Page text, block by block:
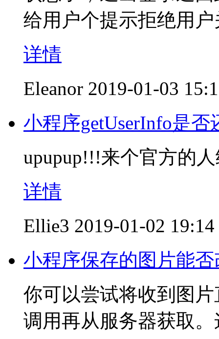
给用户个提示拒绝用户
详情
Eleanor 2019-01-03
小程序getUserInfo是
upupup!!!来个官方的
详情
Ellie3 2019-01-02 19:14
小程序保存的图片能
你可以尝试将收到图
调用再从服务器获取